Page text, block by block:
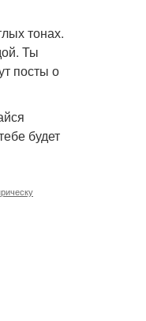
тонах.
Ты
посты о
будет